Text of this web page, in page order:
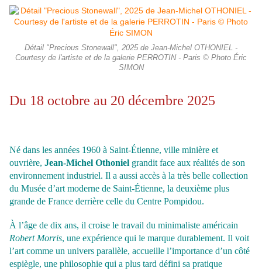
Détail "Precious Stonewall", 2025 de Jean-Michel OTHONIEL -
Courtesy de l'artiste et de la galerie PERROTIN - Paris © Photo Éric
SIMON
Du 18 octobre au 20 décembre 2025
Né dans les années 1960 à Saint-Étienne, ville minière et
ouvrière, Jean-Michel Othoniel grandit face aux réalités de son
environnement industriel. Il a aussi accès à la très belle collection
du Musée d’art moderne de Saint-Étienne, la deuxième plus
grande de France derrière celle du Centre Pompidou.
À l’âge de dix ans, il croise le travail du minimaliste américain
Robert Morris, une expérience qui le marque durablement. Il voit
l’art comme un univers parallèle, accueille l’importance d’un côté
espiègle, une philosophie qui a plus tard défini sa pratique